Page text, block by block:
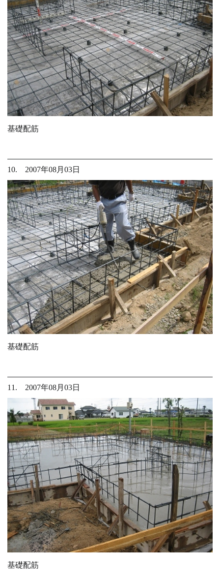
基礎配筋
10. 2007年08月03日
基礎配筋
11. 2007年08月03日
基礎配筋